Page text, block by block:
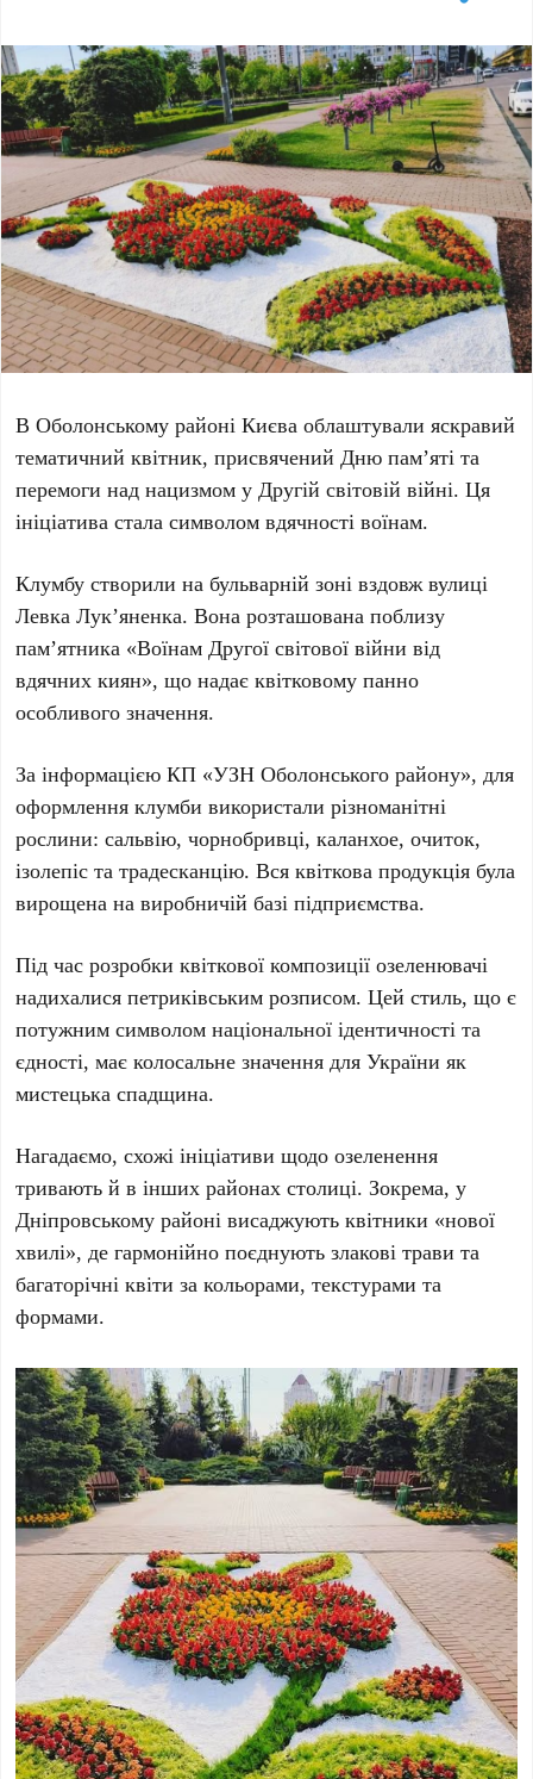
В Оболонському районі Києва облаштували яскравий
тематичний квітник, присвяченийДню пам’яті та
перемоги над нацизмом у Другій світовій війні. Ця
ініціатива стала символом вдячності воїнам.
Клумбу створили на бульварній зоні вздовж вулиці
Левка Лук’яненка. Вона розташована поблизу
пам’ятника «Воїнам Другої світової війни від
вдячних киян», що надає квітковому панно
особливого значення.
За інформацієюКП «УЗН Оболонського району», для
оформлення клумби використали різноманітні
рослини:сальвію, чорнобривці, каланхое, очиток,
ізолепіс та традесканцію. Вся квіткова продукція була
вирощена на виробничій базі підприємства.
Під час розробки квіткової композиції озеленювачі
надихалисяпетриківським розписом. Цей стиль, що є
потужним символом національної ідентичності та
єдності, має колосальне значення для України як
мистецька спадщина.
Нагадаємо, схожі ініціативи щодо озеленення
тривають й в інших районах столиці. Зокрема, у
Дніпровському районі висаджують квітники «нової
хвилі», де гармонійно поєднують злакові трави та
багаторічні квіти за кольорами, текстурами та
формами.